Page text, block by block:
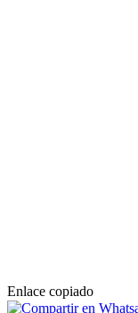
Enlace copiado